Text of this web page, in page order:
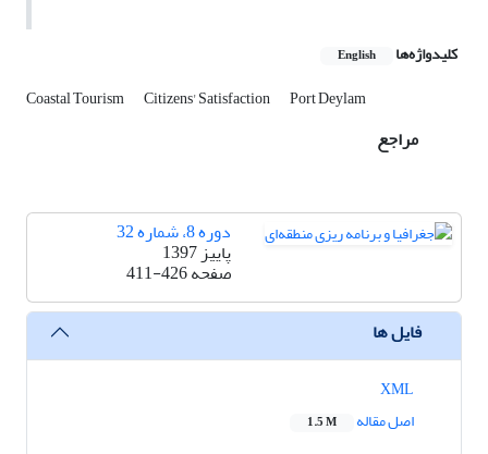
کلیدواژه‌ها English
Coastal Tourism Citizens' Satisfaction Port Deylam
مراجع
دوره 8، شماره 32
پاییز 1397
صفحه411-426
فایل ها
اصل مقاله
1.5 M